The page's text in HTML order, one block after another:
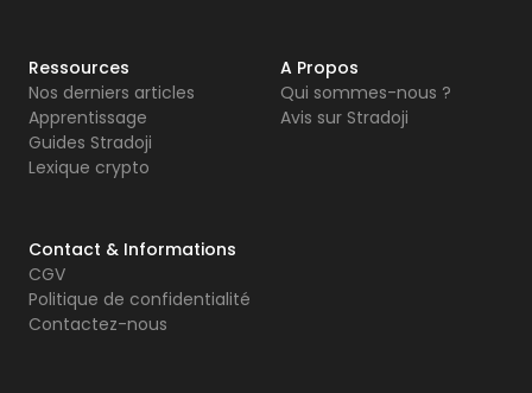
Ressources
Nos derniers articles
Apprentissage
Guides Stradoji
Lexique crypto
A Propos
Qui sommes-nous ?
Avis sur Stradoji
Contact & Informations
CGV
Politique de confidentialité
Contactez-nous